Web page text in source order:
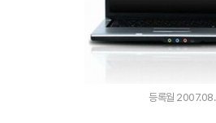
등록월 2007.08.